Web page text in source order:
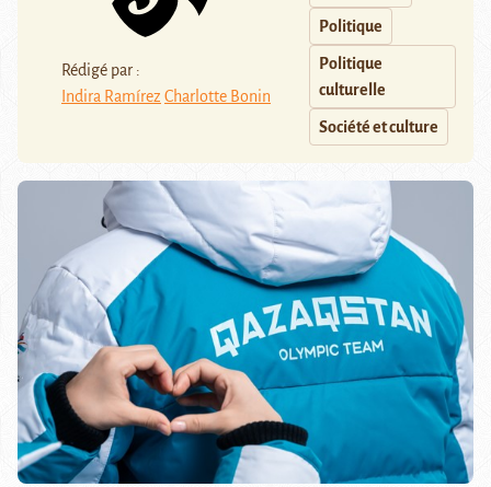
Rédigé par :
Indira Ramírez Charlotte Bonin
Politique
Politique
culturelle
Société et culture